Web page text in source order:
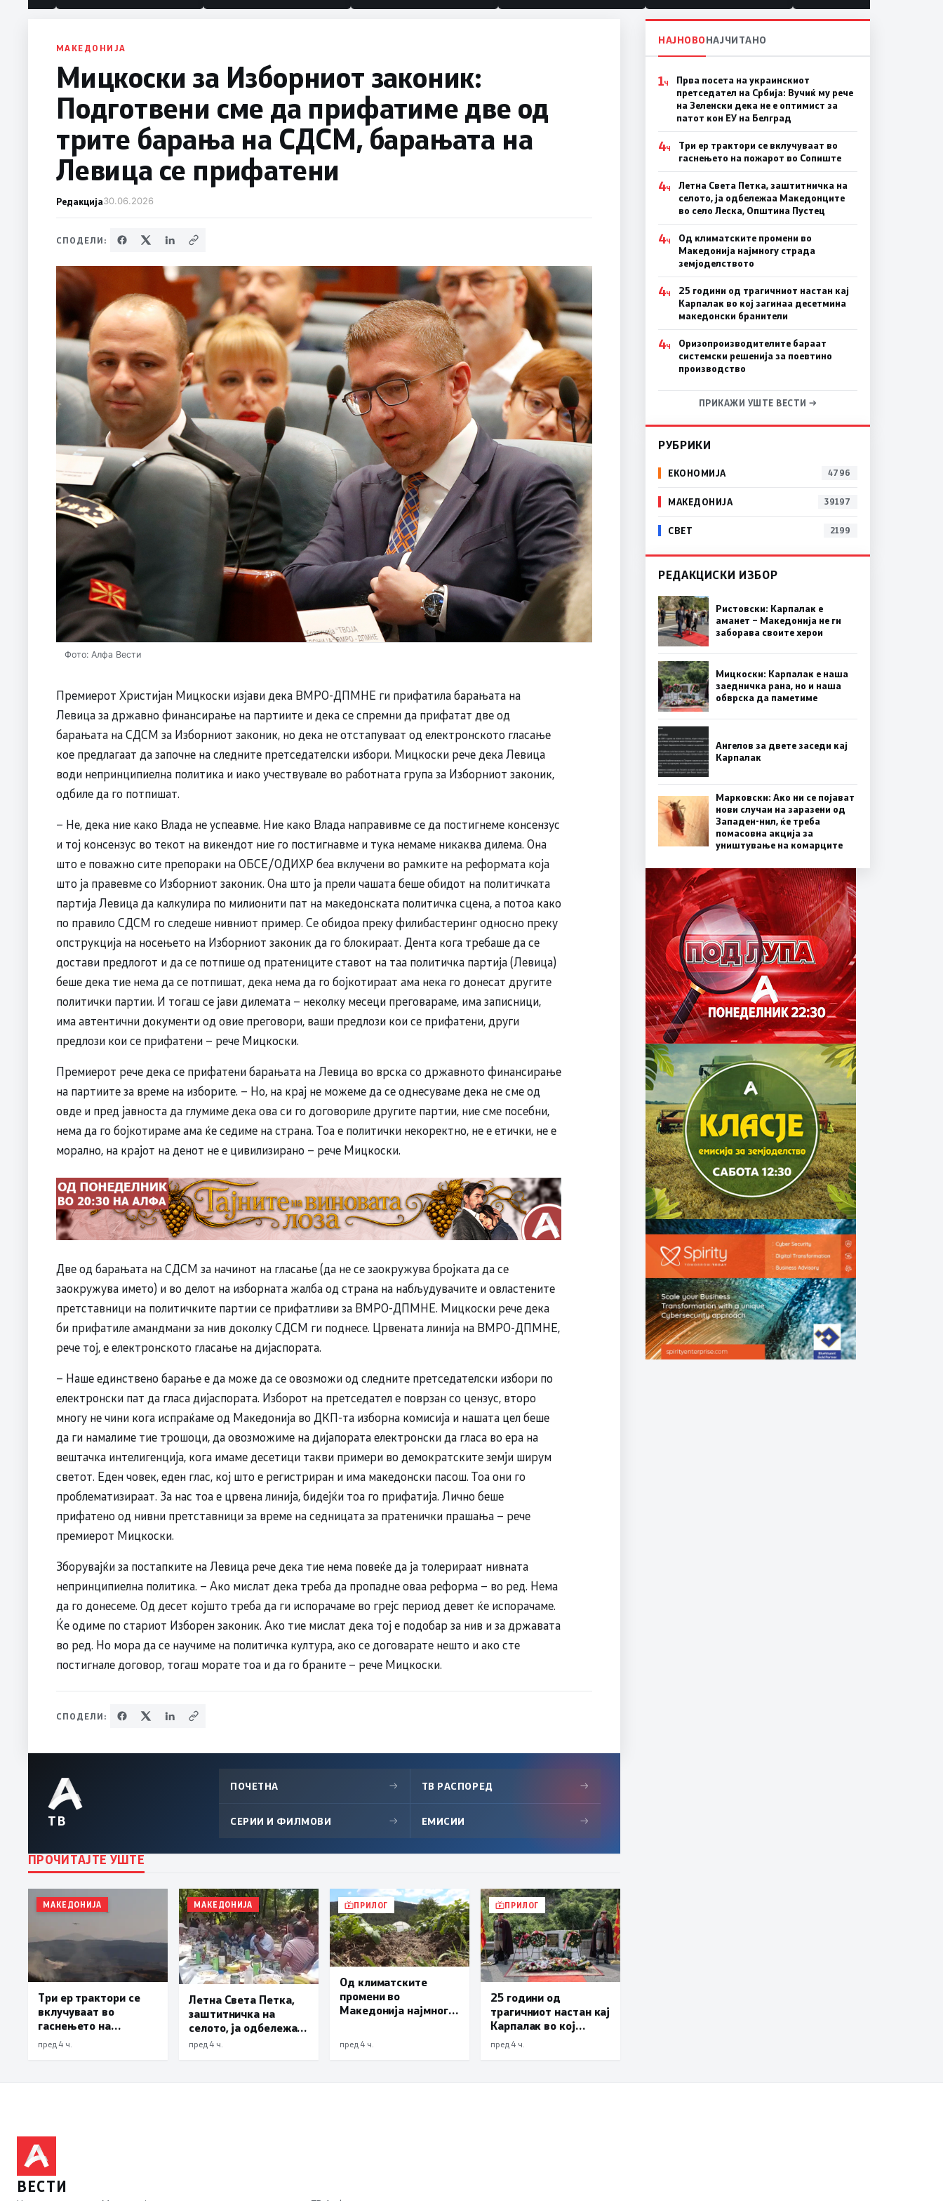
МАКЕДОНИЈА
Мицкоски за Изборниот законик:
Подготвени сме да прифатиме две од
трите барања на СДСМ, барањата на
Левица се прифатени
Редакција30.06.2026
СПОДЕЛИ:
Фото: Алфа Вести
Премиерот Христијан Мицкоски изјави дека ВМРО-ДПМНЕ ги прифатила барањата на
Левица за државно финансирање на партиите и дека се спремни да прифатат две од
барањата на СДСМ за Изборниот законик, но дека не отстапуваат од електронското гласање
кое предлагаат да започне на следните претседателски избори. Мицкоски рече дека Левица
води непринципиелна политика и иако учествувале во работната група за Изборниот законик,
одбиле да го потпишат.
– Не, дека ние како Влада не успеавме. Ние како Влада направивме се да постигнеме консензус
и тој консензус во текот на викендот ние го постигнавме и тука немаме никаква дилема. Она
што е поважно сите препораки на ОБСЕ/ОДИХР беа вклучени во рамките на реформата која
што ја правевме со Изборниот законик. Она што ја прели чашата беше обидот на политичката
партија Левица да калкулира по милионити пат на македонската политичка сцена, а потоа како
по правило СДСМ го следеше нивниот пример. Се обидоа преку филибастеринг односно преку
опструкција на носењето на Изборниот законик да го блокираат. Дента кога требаше да се
достави предлогот и да се потпише од пратениците ставот на таа политичка партија (Левица)
беше дека тие нема да се потпишат, дека нема да го бојкотираат ама нека го донесат другите
политички партии. И тогаш се јави дилемата – неколку месеци преговараме, има записници,
има автентични документи од овие преговори, ваши предлози кои се прифатени, други
предлози кои се прифатени – рече Мицкоски.
Премиерот рече дека се прифатени барањата на Левица во врска со државното финансирање
на партиите за време на изборите. – Но, на крај не можеме да се однесуваме дека не сме од
овде и пред јавноста да глумиме дека ова си го договориле другите партии, ние сме посебни,
нема да го бојкотираме ама ќе седиме на страна. Тоа е политички некоректно, не е етички, не е
морално, на крајот на денот не е цивилизирано – рече Мицкоски.
Две од барањата на СДСМ за начинот на гласање (да не се заокружува бројката да се
заокружува името) и во делот на изборната жалба од страна на набљудувачите и овластените
претставници на политичките партии се прифатливи за ВМРО-ДПМНЕ. Мицкоски рече дека
би прифатиле амандмани за нив доколку СДСМ ги поднесе. Црвената линија на ВМРО-ДПМНЕ,
рече тој, е електронското гласање на дијаспората.
– Наше единствено барање е да може да се овозможи од следните претседателски избори по
електронски пат да гласа дијаспората. Изборот на претседател е поврзан со цензус, второ
многу не чини кога испраќаме од Македонија во ДКП-та изборна комисија и нашата цел беше
да ги намалиме тие трошоци, да овозможиме на дијапората електронски да гласа во ера на
вештачка интелигенција, кога имаме десетици такви примери во демократските земји ширум
светот. Еден човек, еден глас, кој што е регистриран и има македонски пасош. Тоа они го
проблематизираат. За нас тоа е црвена линија, бидејќи тоа го прифатија. Лично беше
прифатено од нивни претставници за време на седницата за пратенички прашања – рече
премиерот Мицкоски.
Зборувајќи за постапките на Левица рече дека тие нема повеќе да ја толерираат нивната
непринципиелна политика. – Ако мислат дека треба да пропадне оваа реформа – во ред. Нема
да го донесеме. Од десет којшто треба да ги испорачаме во грејс период девет ќе испорачаме.
Ќе одиме по стариот Изборен законик. Ако тие мислат дека тој е подобар за нив и за државата
во ред. Но мора да се научиме на политичка култура, ако се договарате нешто и ако сте
постигнале договор, тогаш морате тоа и да го браните – рече Мицкоски.
СПОДЕЛИ:
ТВ
ПОЧЕТНА → ТВ РАСПОРЕД →
СЕРИИ И ФИЛМОВИ → ЕМИСИИ →
ПРОЧИТАЈТЕ УШТЕ
МАКЕДОНИЈА
Три ер трактори се
вклучуваат во
гаснењето на
пожарот во Сопиште
пред 4 ч.
МАКЕДОНИЈА
Летна Света Петка,
заштитничка на
селото, ја одбележаа
Македонците во село
пред 4 ч.
ПРИЛОГ
Од климатските
промени во
Македонија најмногу
земјоделството
пред 4 ч.
ПРИЛОГ
25 години од
трагичниот настан кај
Карпалак во кој
загинаа десетмина
македонски
пред 4 ч.
НАЈНОВОНАЈЧИТАНО
1Ч
Прва посета на украинскиот
претседател на Србија: Вучиќ му рече
на Зеленски дека не е оптимист за
патот кон ЕУ на Белград
4Ч
Три ер трактори се вклучуваат во
гаснењето на пожарот во Сопиште
4Ч
Летна Света Петка, заштитничка на
селото, ја одбележаа Македонците
во село Леска, Општина Пустец
4Ч
Од климатските промени во
Македонија најмногу страда
земјоделството
4Ч
25 години од трагичниот настан кај
Карпалак во кој загинаа десетмина
македонски бранители
4Ч
Оризопроизводителите бараат
системски решенија за поевтино
производство
ПРИКАЖИ УШТЕ ВЕСТИ →
РУБРИКИ
ЕКОНОМИЈА 4796
МАКЕДОНИЈА 39197
СВЕТ 2199
РЕДАКЦИСКИ ИЗБОР
Ристовски: Карпалак е
аманет – Македонија не ги
заборава своите херои
Мицкоски: Карпалак е наша
заедничка рана, но и наша
обврска да паметиме
Ангелов за двете заседи кај
Карпалак
Марковски: Ако ни се појават
нови случаи на заразени од
Западен-нил, ќе треба
помасовна акција за
уништување на комарците
ВЕСТИ